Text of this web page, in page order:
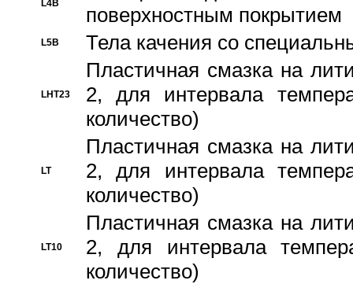
L4B
поверхностным покрытием
L5B Тела качения со
LHT23
Пластичная смазка на
2, для интервала
количество)
LT
Пластичная смазка на
2, для интервала
количество)
LT10
Пластичная смазка на
2, для интервала
количество)